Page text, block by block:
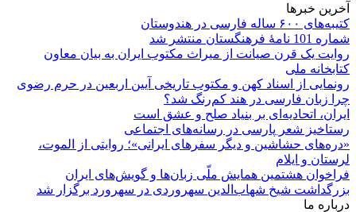
آخرین خبرها
کتیبه‌های ۶۰۰ ساله فارسی در هندوستان
شماره 101 نامۀ فرهنگستان منتشر شد
روایت یک قرن صیانت از میراث مکتوب ایران به بیان معاون
کتابخانه ملی
رونمایی از اسناد کهن و مکتوب تاریخی آیین اربعین در حرم رضوی
چرا زبان فارسی در هند کم‌رنگ شد؟
ایران، اتحادیه‌ای بر بنیاد صلح و عشق است
رستاخیز شعر پارسی در رسانه‌های اجتماعی
«دره‌های حشاشین و دیگر سفرهای ایرانی»؛ روایتی از الموت،
لرستان و ایلام
فراخوان هشتمین همایش ملّی زبان‌ها و گویش‌های ایران
بزرگداشت شیخ شهاب‌الدین سهروردی در سهرورد برگزار شد
درباره ما